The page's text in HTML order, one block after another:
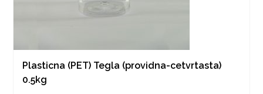
Plasticna (PET) Tegla (providna-cetvrtasta)
0.5kg